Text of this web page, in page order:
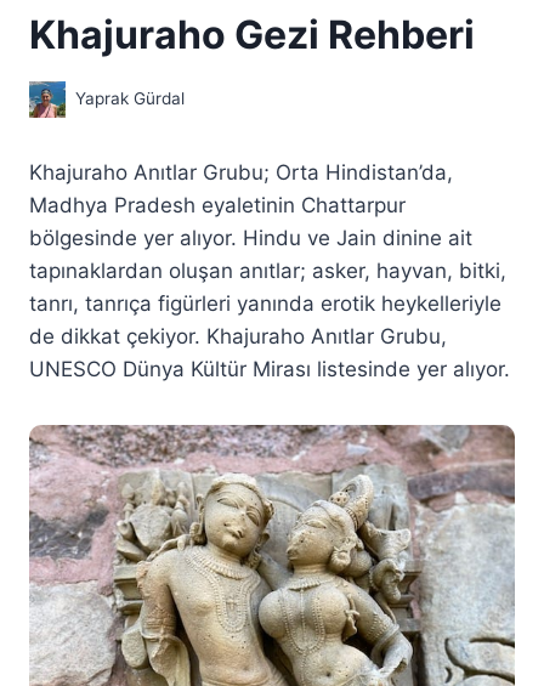
Khajuraho Gezi Rehberi
Yaprak Gürdal
Khajuraho Anıtlar Grubu; Orta Hindistan’da,
Madhya Pradesh eyaletinin Chattarpur
bölgesinde yer alıyor. Hindu ve Jain dinine ait
tapınaklardan oluşan anıtlar; asker, hayvan, bitki,
tanrı, tanrıça figürleri yanında erotik heykelleriyle
de dikkat çekiyor. Khajuraho Anıtlar Grubu,
UNESCO Dünya Kültür Mirası listesinde yer alıyor.